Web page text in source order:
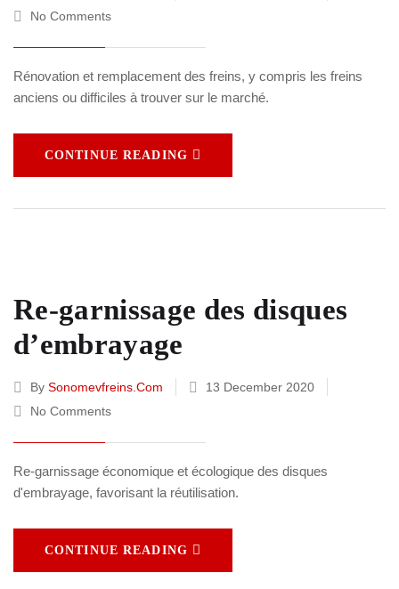
No Comments
Rénovation et remplacement des freins, y compris les freins
anciens ou difficiles à trouver sur le marché.
CONTINUE READING
Re-garnissage des disques
d’embrayage
By Sonomevfreins.com
13 December 2020
No Comments
Re-garnissage économique et écologique des disques
d'embrayage, favorisant la réutilisation.
CONTINUE READING